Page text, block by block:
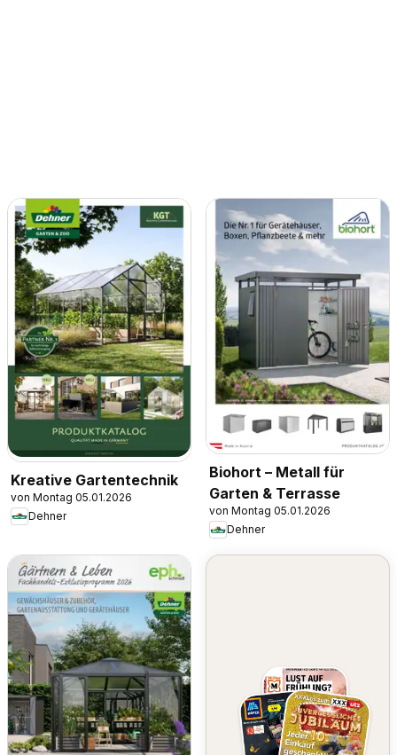
Kreative Gartentechnik
von Montag 05.01.2026
Dehner
Biohort – Metall für
Garten & Terrasse
von Montag 05.01.2026
Dehner